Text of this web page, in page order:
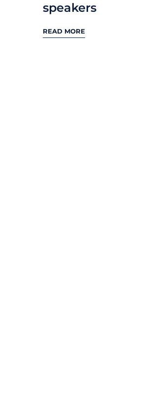
speakers
READ MORE